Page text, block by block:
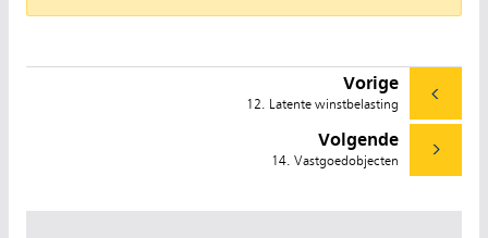
Vorige
12. Latente winstbelasting
Volgende
14. Vastgoedobjecten